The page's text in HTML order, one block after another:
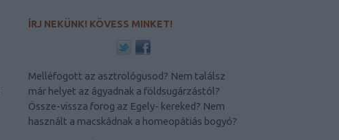
ÍRJ NEKÜNK! KÖVESS MINKET!
Melléfogott az asztrológusod? Nem találsz
már helyet az ágyadnak a földsugárzástól?
Össze-vissza forog az Egely- kereked? Nem
használt a macskádnak a homeopátiás bogyó?